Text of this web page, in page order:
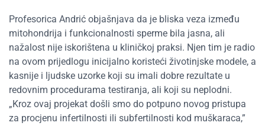
Profesorica Andrić objašnjava da je bliska veza između
mitohondrija i funkcionalnosti sperme bila jasna, ali
nažalost nije iskorištena u kliničkoj praksi. Njen tim je radio
na ovom prijedlogu inicijalno koristeći životinjske modele, a
kasnije i ljudske uzorke koji su imali dobre rezultate u
redovnim procedurama testiranja, ali koji su neplodni.
„Kroz ovaj projekat došli smo do potpuno novog pristupa
za procjenu infertilnosti ili subfertilnosti kod muškaraca,”